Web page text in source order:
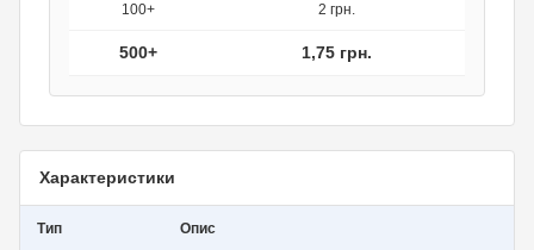
100+ 2 грн.
500+ 1,75 грн.
Характеристики
Тип Опис